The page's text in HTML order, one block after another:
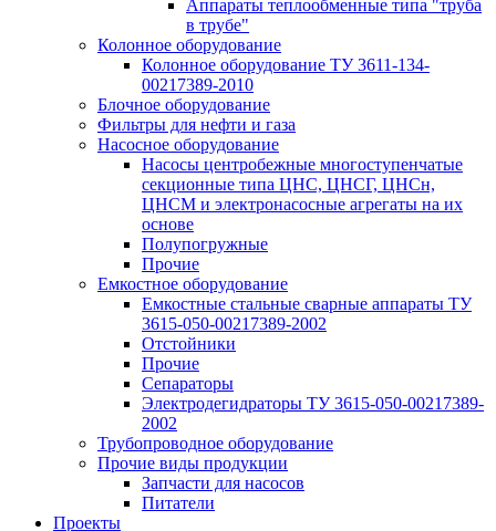
Аппараты теплообменные типа "труба
в трубе"
Колонное оборудование
Колонное оборудование ТУ 3611-134-
00217389-2010
Блочное оборудование
Фильтры для нефти и газа
Насосное оборудование
Насосы центробежные многоступенчатые
секционные типа ЦНС, ЦНСГ, ЦНСн,
ЦНСМ и электронасосные агрегаты на их
основе
Полупогружные
Прочие
Емкостное оборудование
Емкостные стальные сварные аппараты ТУ
3615-050-00217389-2002
Отстойники
Прочие
Сепараторы
Электродегидраторы ТУ 3615-050-00217389-
2002
Трубопроводное оборудование
Прочие виды продукции
Запчасти для насосов
Питатели
Проекты